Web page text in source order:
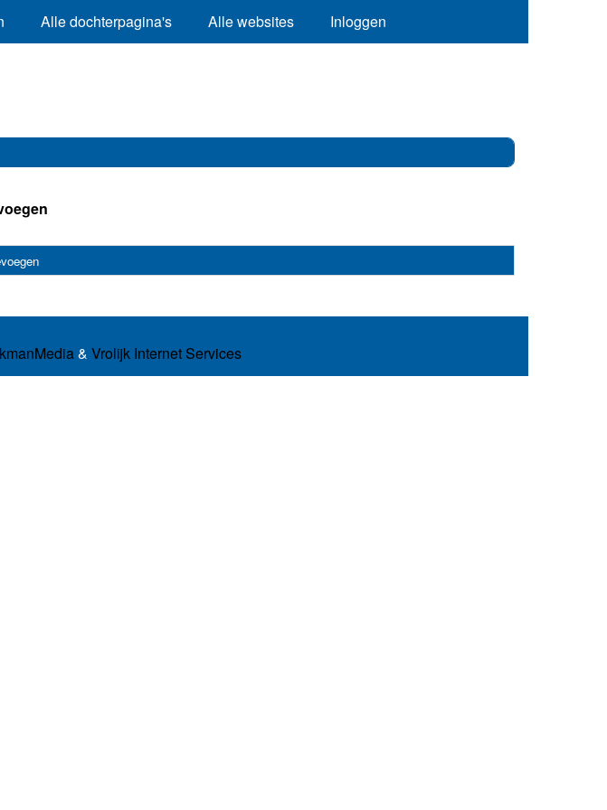
Alle dochterpagina's Alle websites Inloggen
& Vrolijk Internet Services